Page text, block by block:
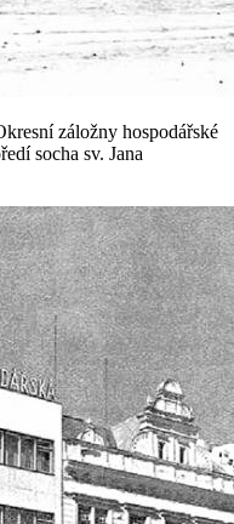
záložny hospodářské
socha sv. Jana